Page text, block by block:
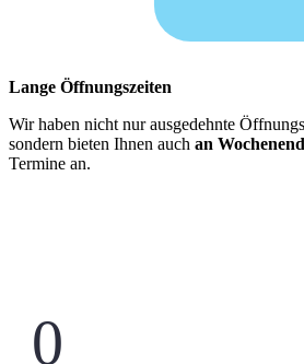
Lange Öffnungszeiten
Wir haben nicht nur ausgedehnte
sondern bieten Ihnen auch an
Termine an.
0